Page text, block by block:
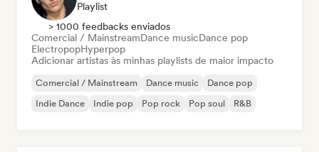
Playlist
> 1000 feedbacks enviados
Comercial / MainstreamDance musicDance pop
ElectropopHyperpop
Adicionar artistas às minhas playlists de maior impacto
Comercial / Mainstream Dance music
Dance pop
Indie Dance
Indie pop Pop rock Pop soul R&B